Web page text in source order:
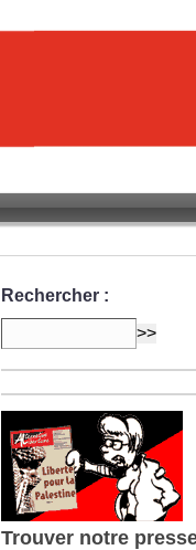
Rechercher :
Trouver notre